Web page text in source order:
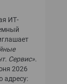
АВТОМАТИЗАЦИЯ
МИР
ИТ-
Сервис».
2026
адресу: